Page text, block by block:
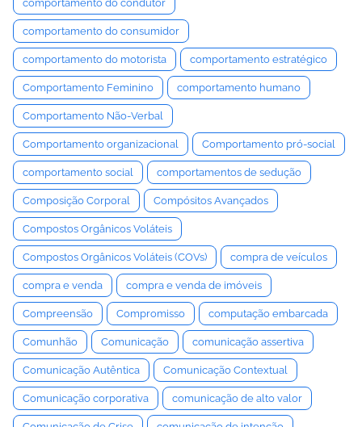
comportamento do condutor
comportamento do consumidor
comportamento do motorista comportamento estratégico
Comportamento Feminino comportamento humano
Comportamento Não-Verbal
Comportamento organizacional Comportamento pró-social
comportamento social comportamentos de sedução
Composição Corporal Compósitos Avançados
Compostos Orgânicos Voláteis
Compostos Orgânicos Voláteis (COVs) compra de veículos
compra e venda compra e venda de imóveis
Compreensão Compromisso computação embarcada
Comunhão Comunicação comunicação assertiva
Comunicação Autêntica Comunicação Contextual
Comunicação corporativa comunicação de alto valor